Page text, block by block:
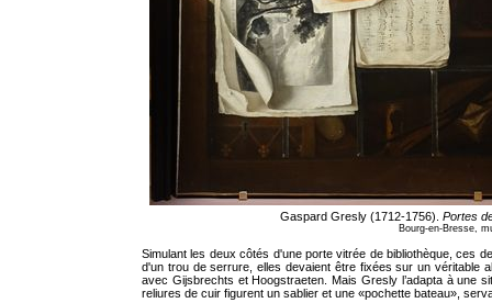
Gaspard Gresly (1712-1756). Portes
Bourg-en-Bresse,
Simulant les deux côtés d'une porte vitrée de bibliothèque, ces
d'un trou de serrure, elles devaient être fixées sur un véritable
avec Gijsbrechts et Hoogstraeten. Mais Gresly l’adapta à une
reliures de cuir figurent un sablier et une «pochette bateau»,